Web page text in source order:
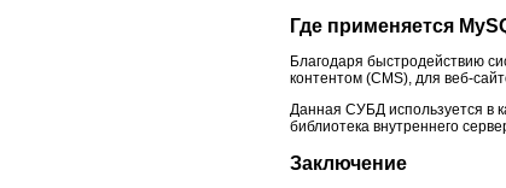
Где применяется
Благодаря быстродействию
контентом (CMS), для веб-
Данная СУБД используется в
библиотека внутреннего
Заключение